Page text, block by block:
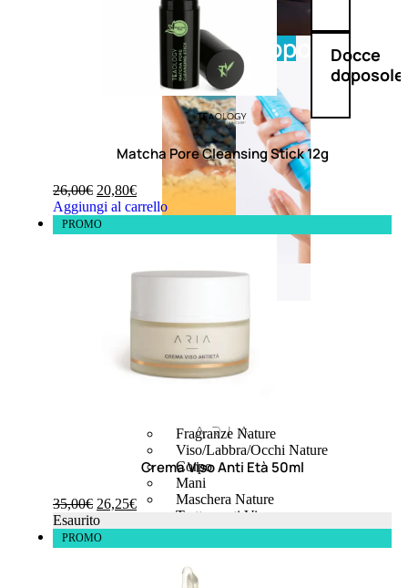
Doposole
Docce
doposole
Fragranze Nature
Viso/Labbra/Occhi Nature
Corpo
Mani
Maschera Nature
Trattamenti Viso
Detergenza
Bagno Nature
Deodoranti
Matcha Pore Cleansing Stick 12g
26,00€ 20,80€
Aggiungi al carrello
PROMO
Crema Viso Anti Età 50ml
35,00€ 26,25€
Esaurito
PROMO